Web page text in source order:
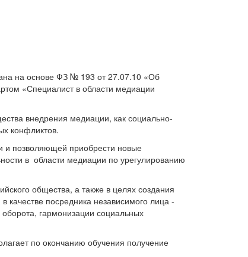
на основе ФЗ № 193 от 27.07.10 «Об
«Специалист в области медиации
внедрения медиации, как социально-
конфликтов.
и позволяющей приобрести новые
в области медиации по урегулированию
общества, а также в целях создания
качестве посредника независимого лица -
гармонизации социальных
по окончанию обучения получение